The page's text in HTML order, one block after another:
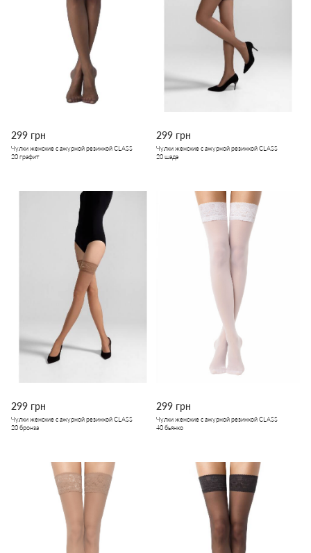
299 грн
Чулки женские с ажурной резинкой CLASS
20 графит
299 грн
Чулки женские с ажурной резинкой CLASS
20 шадэ
299 грн
Чулки женские с ажурной резинкой CLASS
20 бронза
299 грн
Чулки женские с ажурной резинкой CLASS
40 бьянко